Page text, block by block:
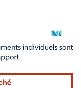
une attribution sous CC BY